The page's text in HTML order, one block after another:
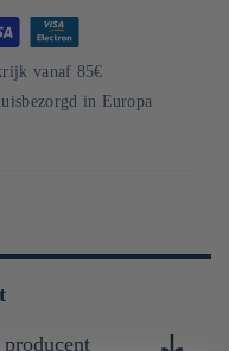
vanaf 85€
in Europa